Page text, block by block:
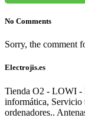
No Comments
Sorry, the comment
Electrojis.es
Tienda O2 - LOWI -
informática, Servicio
ordenadores..